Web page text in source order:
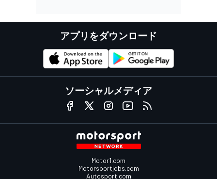
アプリをダウンロード
ソーシャルメディア
Motor1.com
Motorsportjobs.com
Autosport.com